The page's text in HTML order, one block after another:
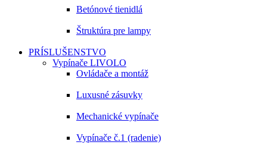
Betónové tienidlá
Štruktúra pre lampy
PRÍSLUŠENSTVO
Vypínače LIVOLO
Ovládače a montáž
Luxusné zásuvky
Mechanické vypínače
Vypínače č.1 (radenie)